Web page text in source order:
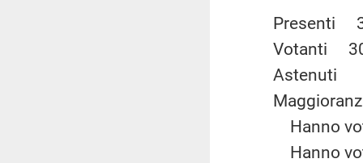
Votanti
Hanno
Hanno